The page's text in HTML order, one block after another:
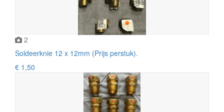
2
Soldeerknie 12 x 12mm (Prijs perstuk).
€ 1,50